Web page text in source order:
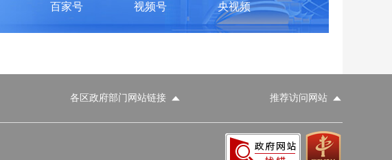
百家号 视频号 央视频
各区政府部门网站链接 推荐访问网站
推荐访问网站
工业和信息化部